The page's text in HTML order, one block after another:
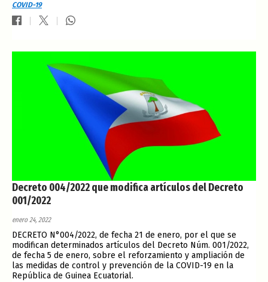
COVID-19
Decreto 004/2022 que modifica artículos del Decreto
001/2022
enero 24, 2022
DECRETO N°004/2022, de fecha 21 de enero, por el que se
modifican determinados artículos del Decreto Núm. 001/2022,
de fecha 5 de enero, sobre el reforzamiento y ampliación de
las medidas de control y prevención de la COVID-19 en la
República de Guinea Ecuatorial.